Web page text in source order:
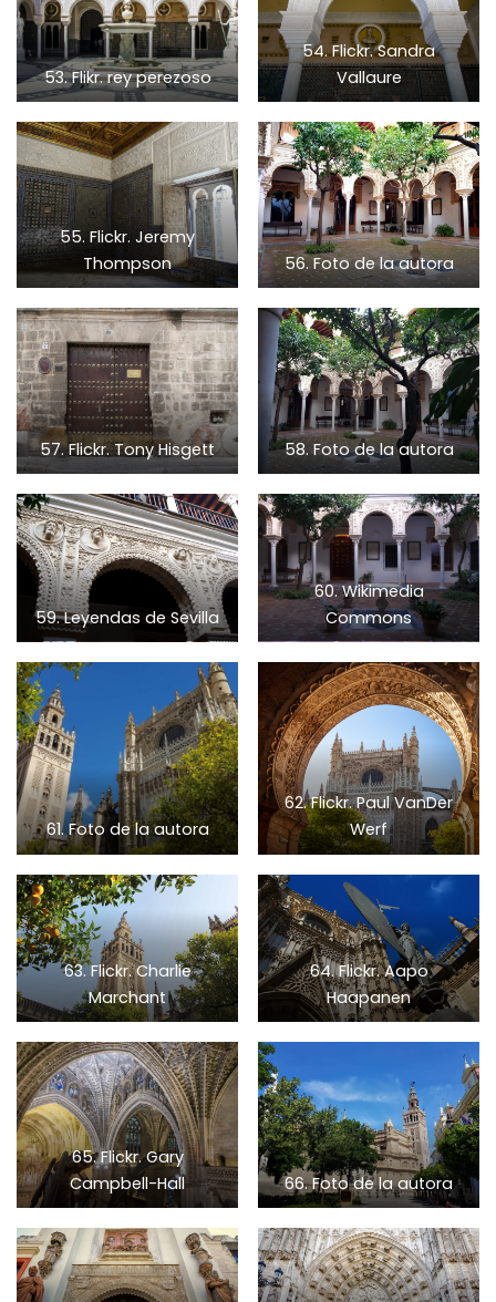
53. Flikr. rey perezoso
54. Flickr. Sandra
Vallaure
55. Flickr. Jeremy
Thompson
56. Foto de la autora
57. Flickr. Tony Hisgett 58. Foto de la autora
59. Leyendas de Sevilla
60. Wikimedia
Commons
61. Foto de la autora
62. Flickr. Paul VanDer
Werf
63. Flickr. Charlie
Marchant
64. Flickr. Aapo
Haapanen
65. Flickr. Gary
Campbell-Hall
66. Foto de la autora